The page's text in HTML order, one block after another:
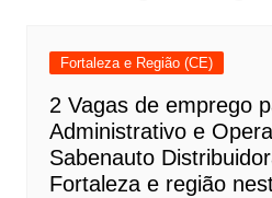
Fortaleza e Região (CE)
2 Vagas de emprego
Administrativo e
Sabenauto
Fortaleza e região